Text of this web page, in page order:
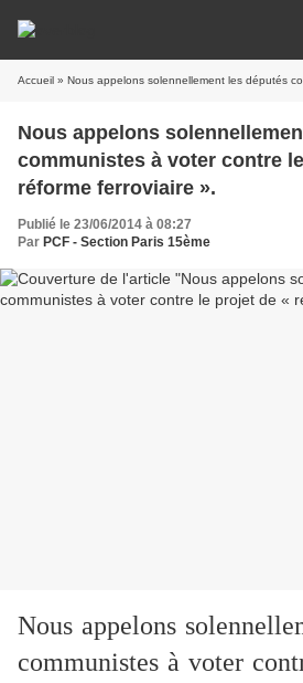
Accueil » Nous appelons solennellement les députés communistes à
Nous appelons
communistes à voter contre
réforme ferroviaire ».
Publié le 23/06/2014 à 08:27
Par PCF - Section Paris 15ème
Nous appelons
communistes à voter